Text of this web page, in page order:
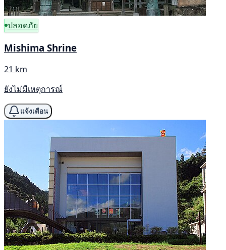
ปลอดภัย
Mishima Shrine
21 km
ยังไม่มีเหตุการณ์
แจ้งเตือน